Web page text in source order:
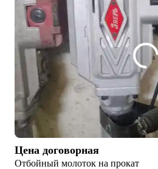
Цена договорная
Отбойный молоток на прокат